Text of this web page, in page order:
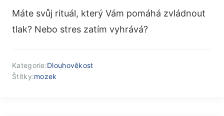
Máte svůj rituál, který Vám pomáhá zvládnout
tlak? Nebo stres zatím vyhrává?
Kategorie:Dlouhověkost
Štítky:mozek